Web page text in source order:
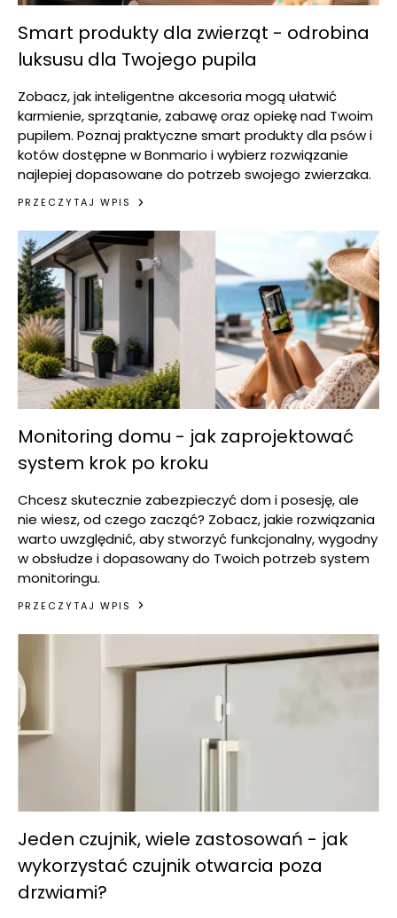
Smart produkty dla zwierząt - odrobina
luksusu dla Twojego pupila
Zobacz, jak inteligentne akcesoria mogą ułatwić
karmienie, sprzątanie, zabawę oraz opiekę nad Twoim
pupilem. Poznaj praktyczne smart produkty dla psów i
kotów dostępne w Bonmario i wybierz rozwiązanie
najlepiej dopasowane do potrzeb swojego zwierzaka.
PRZECZYTAJ WPIS
Monitoring domu - jak zaprojektować
system krok po kroku
Chcesz skutecznie zabezpieczyć dom i posesję, ale
nie wiesz, od czego zacząć? Zobacz, jakie rozwiązania
warto uwzględnić, aby stworzyć funkcjonalny, wygodny
w obsłudze i dopasowany do Twoich potrzeb system
monitoringu.
PRZECZYTAJ WPIS
Jeden czujnik, wiele zastosowań - jak
wykorzystać czujnik otwarcia poza
drzwiami?